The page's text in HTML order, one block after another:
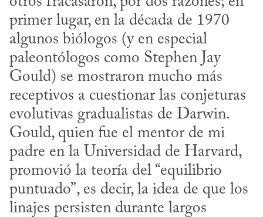
primer lugar, en la década de 1970
algunos biólogos (y en especial
paleontólogos como Stephen Jay
Gould) se mostraron mucho más
receptivos a cuestionar las conjeturas
evolutivas gradualistas de Darwin.
Gould, quien fue el mentor de mi
padre en la Universidad de Harvard,
promovió la teoría del “equilibrio
puntuado”, es decir, la idea de que los
linajes persisten durante largos